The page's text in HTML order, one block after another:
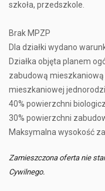
szkoła, przedszkole.
Brak MPZP
Dla działki wydano
Działka objęta planem
zabudową
mieszkaniowej
40% powierzchni
30% powierzchni
Maksymalna wysokość
Zamieszczona oferta nie
Cywilnego.